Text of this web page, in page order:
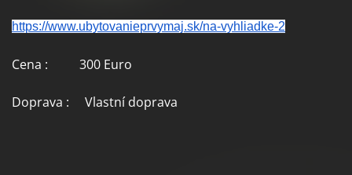
https://www.ubytovanieprvymaj.sk/na-vyhliadke-2
Cena : 300 Euro
Doprava : Vlastní doprava